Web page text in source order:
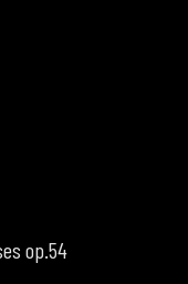
op.54